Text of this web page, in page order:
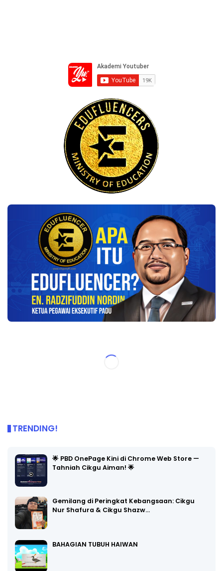
TRENDING!
🌟 PBD OnePage Kini di Chrome Web Store —
Tahniah Cikgu Aiman! 🌟
Gemilang di Peringkat Kebangsaan: Cikgu
Nur Shafura & Cikgu Shazw…
BAHAGIAN TUBUH HAIWAN